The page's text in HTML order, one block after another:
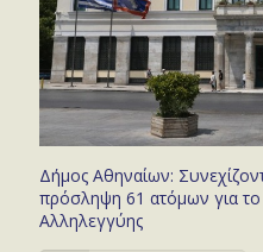
Δήμος Αθηναίων:
πρόσληψη 61 ατόμων για
Αλληλεγγύης